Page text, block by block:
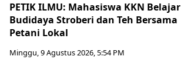
PETIK ILMU: Mahasiswa KKN Belajar
Budidaya Stroberi dan Teh Bersama
Petani Lokal
Minggu, 9 Agustus 2026, 5:54 PM